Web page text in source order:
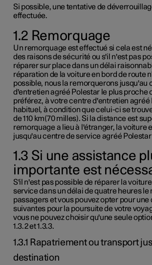
Si possible, une tentative de
effectuée.
1.2 Remorquage
Un remorquage est effectué si cela est
des raisons de sécurité ou s'il n'est pas
réparer sur place dans un délai
réparation de la voiture en bord de route
possible, nous la remorquerons jusqu'au
d'entretien agréé Polestar le plus proche
préférez, à votre centre d'entretien agréé
habituel, à condition que celui-ci se
de110 km(70 milles). Si la distance est
remorquage a lieu à l'étranger, la voiture
jusqu'au centre de service agréé
1.3 Si une assistance
importante est
S'il n'est pas possible de réparer la
service dans un délai de quatre heures le
passagers et vous pouvez opter pour
suivantes pour la poursuite de votre
vous ne pouvez choisir qu'une seule
1.3.2et1.3.3.
1.3.1 Rapatriement ou transport
destination